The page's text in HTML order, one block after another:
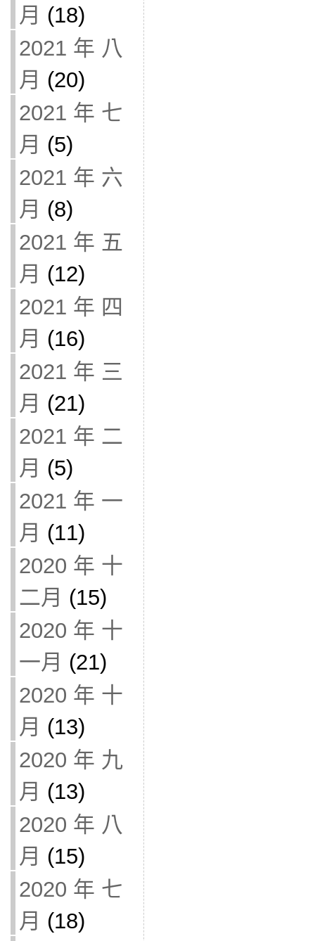
月 (18)
2021 年 八
月 (20)
2021 年 七
月 (5)
2021 年 六
月 (8)
2021 年 五
月 (12)
2021 年 四
月 (16)
2021 年 三
月 (21)
2021 年 二
月 (5)
2021 年 一
月 (11)
2020 年 十
二月 (15)
2020 年 十
一月 (21)
2020 年 十
月 (13)
2020 年 九
月 (13)
2020 年 八
月 (15)
2020 年 七
月 (18)